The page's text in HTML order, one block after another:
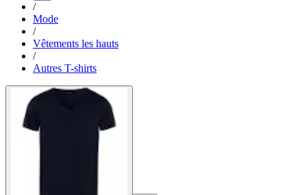
/
Mode
/
Vêtements les hauts
/
Autres T-shirts